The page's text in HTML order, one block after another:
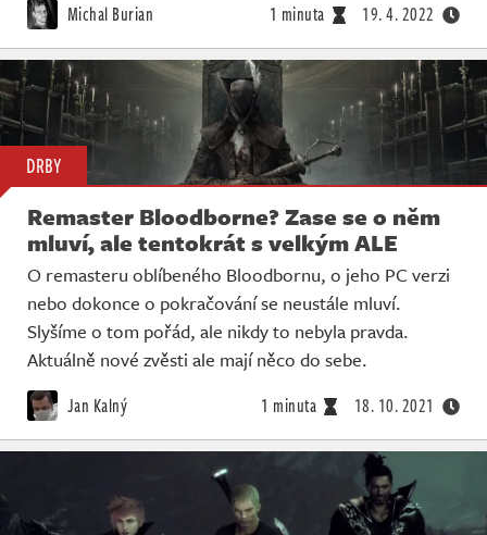
Michal Burian 1 minuta 19. 4. 2022
DRBY
Remaster Bloodborne? Zase se o něm
mluví, ale tentokrát s velkým ALE
O remasteru oblíbeného Bloodbornu, o jeho PC verzi
nebo dokonce o pokračování se neustále mluví.
Slyšíme o tom pořád, ale nikdy to nebyla pravda.
Aktuálně nové zvěsti ale mají něco do sebe.
Jan Kalný 1 minuta 18. 10. 2021